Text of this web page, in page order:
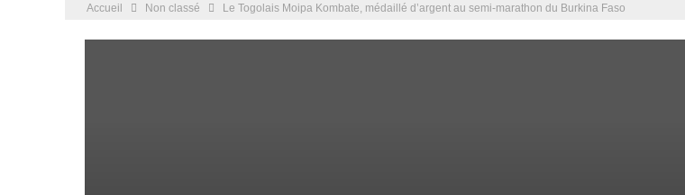
Accueil Non classé Le Togolais Moipa Kombate, médaillé d’argent au semi-marathon du Burkina Faso